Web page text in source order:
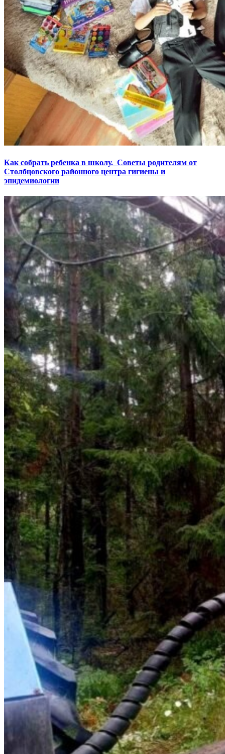
Как собрать ребенка в школу. Советы родителям от
Столбцовского районного центра гигиены и
эпидемиологии